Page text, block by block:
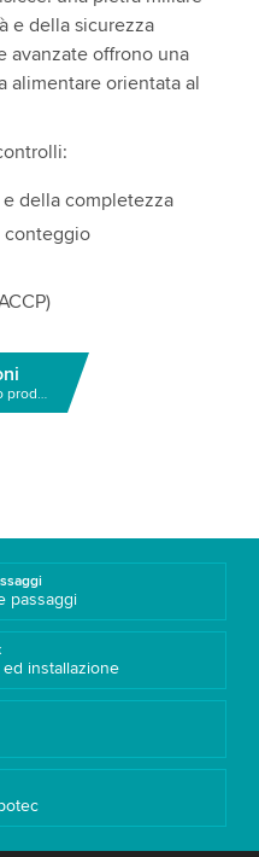
e della sicurezza
avanzate offrono una
alimentare orientata al
della completezza
conteggio
Avete domande su questo prodotto?
passaggi
installazione